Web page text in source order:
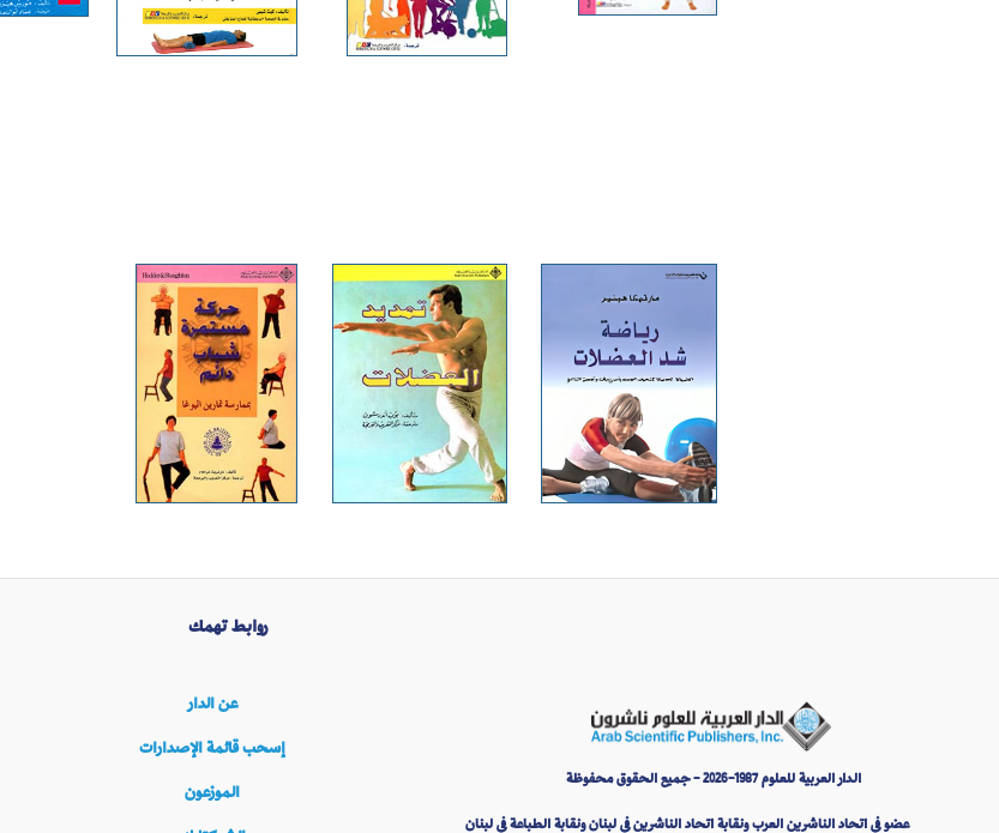
روابط تهمك
عن الدار
إسحب قائمة الإصدارات
الموزعون
الدار العربية للعلوم 1987-2026 - جميع الحقوق محفوظة
عضو في اتحاد الناشرين العرب ونقابة اتحاد الناشرين في لبنان ونقابة الطباعة في لبنان